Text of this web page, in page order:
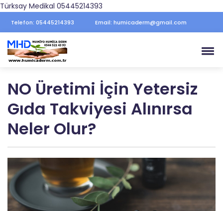
Türksay Medikal 05445214393
Telefon: 05445214393 Email: humicaderm@gmail.com
NO Üretimi İçin Yetersiz
Gıda Takviyesi Alınırsa
Neler Olur?